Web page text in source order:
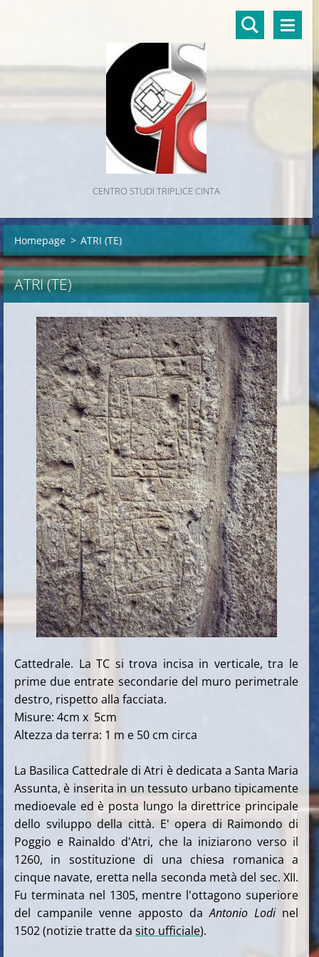
CENTRO STUDI TRIPLICE CINTA
Homepage > ATRI (TE)
ATRI (TE)
Cattedrale. La TC si trova incisa in verticale, tra le
prime due entrate secondarie del muro perimetrale
destro, rispetto alla facciata.
Misure: 4cm x 5cm
Altezza da terra: 1 m e 50 cm circa
La Basilica Cattedrale di Atri è dedicata a Santa Maria
Assunta, è inserita in un tessuto urbano tipicamente
medioevale ed è posta lungo la direttrice principale
dello sviluppo della città. E' opera di Raimondo di
Poggio e Rainaldo d'Atri, che la iniziarono verso il
1260, in sostituzione di una chiesa romanica a
cinque navate, eretta nella seconda metà del sec. XII.
Fu terminata nel 1305, mentre l'ottagono superiore
del campanile venne apposto daAntonio Lodinel
1502 (notizie tratte da sito ufficiale).